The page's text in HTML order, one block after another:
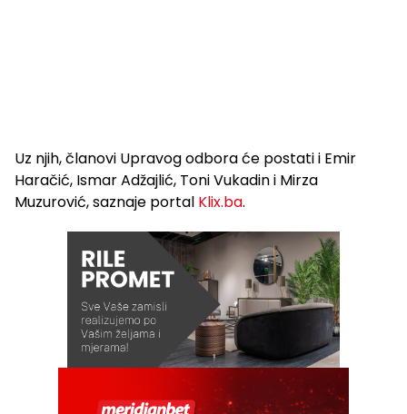
Uz njih, članovi Upravog odbora će postati i Emir
Haračić, Ismar Adžajlić, Toni Vukadin i Mirza
Muzurović, saznaje portal Klix.ba.